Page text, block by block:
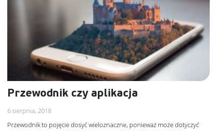
Przewodnik czy aplikacja
6 sierpnia, 2018
Przewodnik to pojęcie dosyć wieloznaczne, ponieważ może dotyczyć